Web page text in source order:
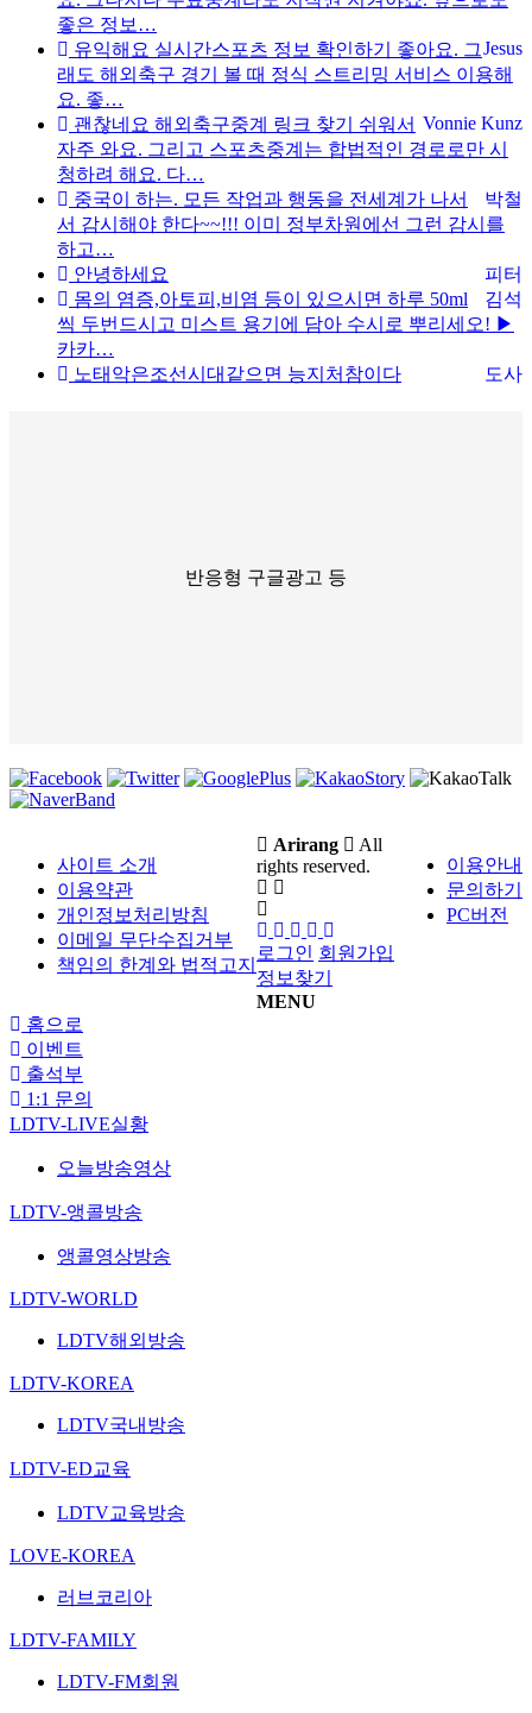
좋은 정보…
Jesus
유익해요 실시간스포츠 정보 확인하기 좋아요. 그
래도 해외축구 경기 볼 때 정식 스트리밍 서비스 이용해
요. 좋…
Vonnie Kunz
괜찮네요 해외축구중계 링크 찾기 쉬워서
자주 와요. 그리고 스포츠중계는 합법적인 경로로만 시
청하려 해요. 다…
박철
중국이 하는. 모든 작업과 행동을 전세계가 나서
서 감시해야 한다~~!!! 이미 정부차원에선 그런 감시를
하고…
피터
안녕하세요
김석
몸의 염증,아토피,비염 등이 있으시면 하루 50ml
씩 두번드시고 미스트 용기에 담아 수시로 뿌리세오! ▶
카카…
도사
노태악은조선시대같으면 능지처참이다
반응형 구글광고 등
사이트 소개
이용약관
개인정보처리방침
이메일 무단수집거부
책임의 한계와 법적고지
이용안내
문의하기
PC버전
Arirang
All
rights reserved.
로그인 회원가입
정보찾기
MENU
홈으로
이벤트
출석부
1:1 문의
LDTV-LIVE실황
오늘방송영상
LDTV-앵콜방송
앵콜영상방송
LDTV-WORLD
LDTV해외방송
LDTV-KOREA
LDTV국내방송
LDTV-ED교육
LDTV교육방송
LOVE-KOREA
러브코리아
LDTV-FAMILY
LDTV-FM회원